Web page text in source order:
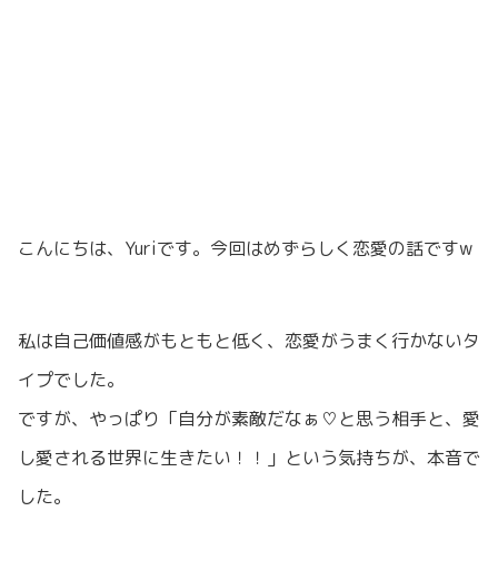
こんにちは、Yuriです。今回はめずらしく恋愛の話ですw
私は自己価値感がもともと低く、恋愛がうまく行かないタ
イプでした。
ですが、やっぱり「自分が素敵だなぁ♡と思う相手と、愛
し愛される世界に生きたい！！」という気持ちが、本音で
した。